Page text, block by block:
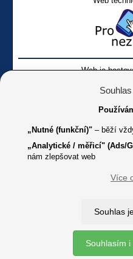
Web je
Online
K jakémukoliv užití textů a
Copyright © 2012
Ochrana
„Nutné (funkční)" – běží
„Analytické / měřicí" (Ads/
nám zlepšovat web
Více
Souhlas
Souhlasím